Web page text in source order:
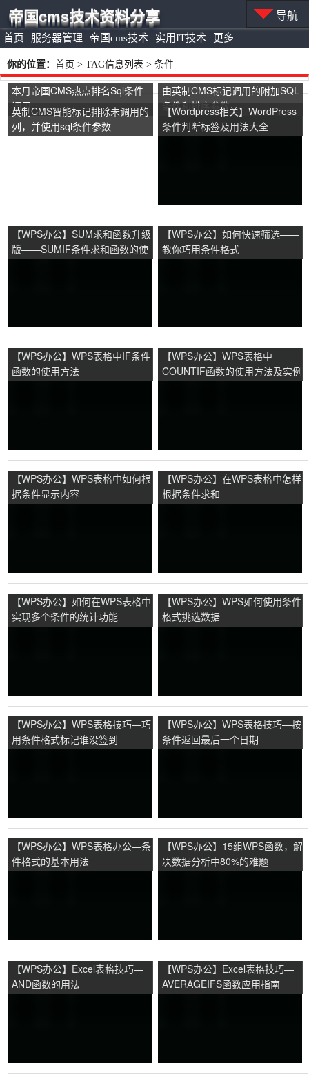
首页 服务器管理 帝国cms技术 实用IT技术 更多
帝国cms技术资料分享 导航
你的位置： 首页 > TAG信息列表 > 条件
本月帝国CMS热点排名Sql条件
调用
由英制CMS标记调用的附加SQL
条件和排序参数
英制CMS智能标记排除未调用的
列，并使用sql条件参数
【Wordpress相关】WordPress
条件判断标签及用法大全
【WPS办公】SUM求和函数升级
版——SUMIF条件求和函数的使
用教程
【WPS办公】如何快速筛选——
教你巧用条件格式
【WPS办公】WPS表格中IF条件
函数的使用方法
【WPS办公】WPS表格中
COUNTIF函数的使用方法及实例
【WPS办公】WPS表格中如何根
据条件显示内容
【WPS办公】在WPS表格中怎样
根据条件求和
【WPS办公】如何在WPS表格中
实现多个条件的统计功能
【WPS办公】WPS如何使用条件
格式挑选数据
【WPS办公】WPS表格技巧—巧
用条件格式标记谁没签到
【WPS办公】WPS表格技巧—按
条件返回最后一个日期
【WPS办公】WPS表格办公—条
件格式的基本用法
【WPS办公】15组WPS函数，解
决数据分析中80%的难题
【WPS办公】Excel表格技巧—
AND函数的用法
【WPS办公】Excel表格技巧—
AVERAGEIFS函数应用指南